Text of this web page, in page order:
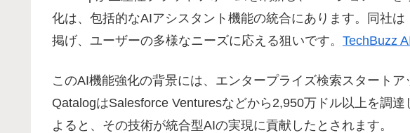
化は、包括的なAIアシスタント機能の統合にあります。同社
掲げ、ユーザーの多様なニーズに応える狙いです。 TechBuzz
このAI機能強化の背景には、エンタープライズ検索スタートア
QatalogはSalesforce Venturesなどから2,950万ドル以上を調達
よると、その技術が統合型AIの実現に貢献したとされます。